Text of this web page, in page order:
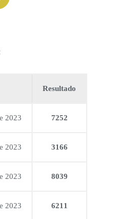
Resultado
2023 7252
2023 3166
2023 8039
2023 6211